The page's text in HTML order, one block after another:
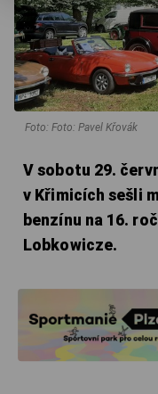
Foto: Foto: Pavel Křovák
V sobotu 29.
v Křimicích sešli
benzínu na 16.
Lobkowicze.